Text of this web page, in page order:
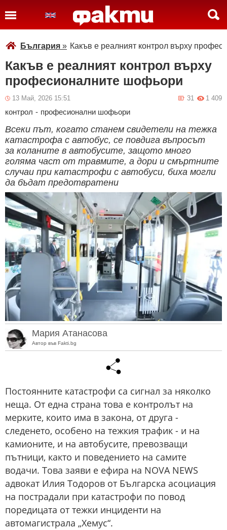
България » Какъв е реалният контрол върху
Какъв е реалният контрол върху
професионалните шофьори
13 Май, 2026 15:51 1 409
31
контрол - професионални шофьори
Всеки път, когато станем свидетели на тежка
катастрофа с автобус, се повдига въпросът
за коланите в автобусите, защото много
голяма част от травмите, а дори и смъртните
случаи при катастрофи с автобуси, биха могли
да бъдат предотвратени
Мария Атанасова
Автор във Fakti.bg
Постоянните катастрофи са сигнал за няколко
неща. От една страна това е контролът на
мерките, които има в закона, от друга -
следенето, особено на тежкия трафик - и на
камионите, и на автобусите, превозващи
пътници, както и поведението на самите
водачи. Това заяви е ефира на NOVA NEWS
адвокат Илия Тодоров от Българска асоциация
на пострадали при катастрофи по повод
поредицата от тежки инциденти на
автомагистрала „Хемус“.